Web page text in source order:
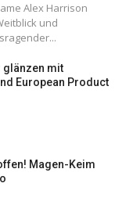
Alex Harrison
und
glänzen mit
European Product
Magen-Keim